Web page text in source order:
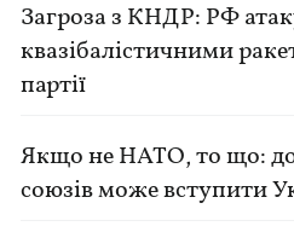
Загроза з КНДР: РФ
квазібалістичними
партії
Якщо не НАТО, то що:
союзів може вступити